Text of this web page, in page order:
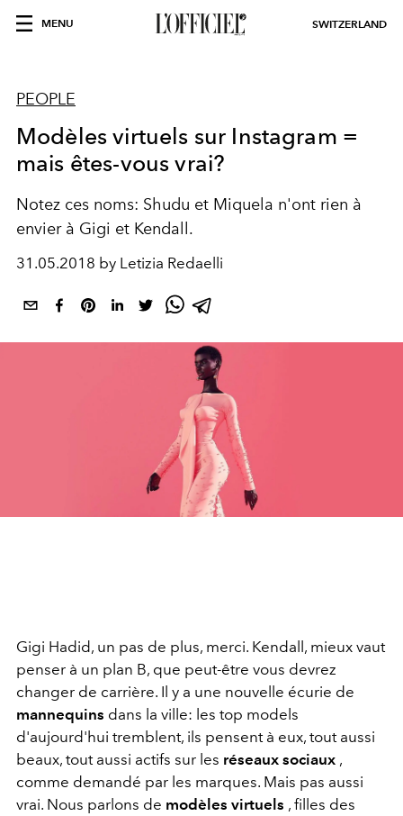
MENU SWITZERLAND
PEOPLE
Modèles virtuels sur Instagram =
mais êtes-vous vrai?
Notez ces noms: Shudu et Miquela n'ont rien à
envier à Gigi et Kendall.
31.05.2018 by Letizia Redaelli
Gigi Hadid, un pas de plus, merci. Kendall, mieux vaut
penser à un plan B, que peut-être vous devrez
changer de carrière. Il y a une nouvelle écurie de
mannequins dans la ville: les top models
d'aujourd'hui tremblent, ils pensent à eux, tout aussi
beaux, tout aussi actifs sur les réseaux sociaux ,
comme demandé par les marques. Mais pas aussi
vrai. Nous parlons de modèles virtuels , filles des